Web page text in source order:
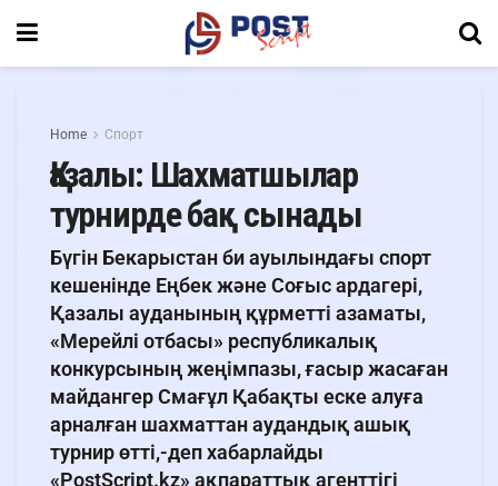
Home Спорт
Қазалы: Шахматшылар
турнирде бақ сынады
Бүгін Бекарыстан би ауылындағы спорт
кешенінде Еңбек және Соғыс ардагері,
Қазалы ауданының құрметті азаматы,
«Мерейлі отбасы» республикалық
конкурсының жеңімпазы, ғасыр жасаған
майдангер Смағұл Қабақты еске алуға
арналған шахматтан аудандық ашық
турнир өтті,-деп хабарлайды
«PostScript.kz» ақпараттық агенттігі